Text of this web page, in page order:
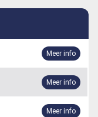
Meer info
Meer info
Meer info